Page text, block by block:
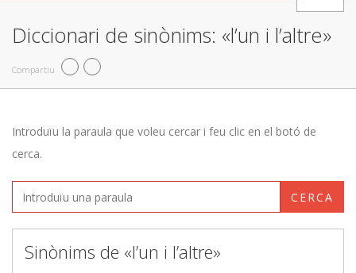
Diccionari de sinònims: «l’un i l’altre»
Compartiu
Introduïu la paraula que voleu cercar i feu clic en el botó de
cerca.
CERCA
Sinònims de «l’un i l’altre»